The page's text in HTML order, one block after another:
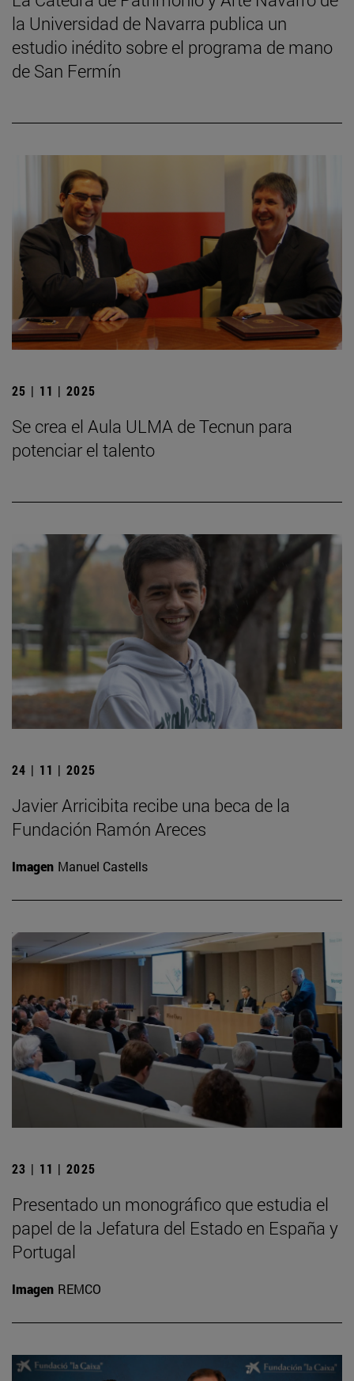
la Universidad de Navarra publica un
estudio inédito sobre el programa de mano
de San Fermín
25 | 11 | 2025
Se crea el Aula ULMA de Tecnun para
potenciar el talento
24 | 11 | 2025
Javier Arricibita recibe una beca de la
Fundación Ramón Areces
Imagen Manuel Castells
23 | 11 | 2025
Presentado un monográfico que estudia el
papel de la Jefatura del Estado en España y
Portugal
Imagen REMCO